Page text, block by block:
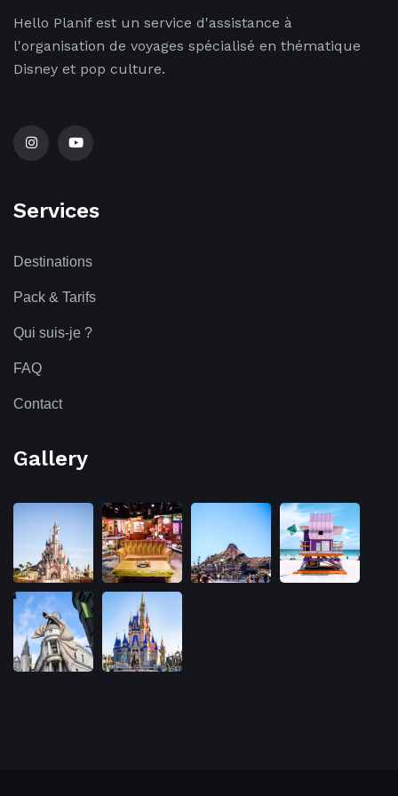
Hello Planif est un service d'assistance à
l'organisation de voyages spécialisé en thématique
Disney et pop culture.
Services
Destinations
Pack & Tarifs
Qui suis-je ?
FAQ
Contact
Gallery